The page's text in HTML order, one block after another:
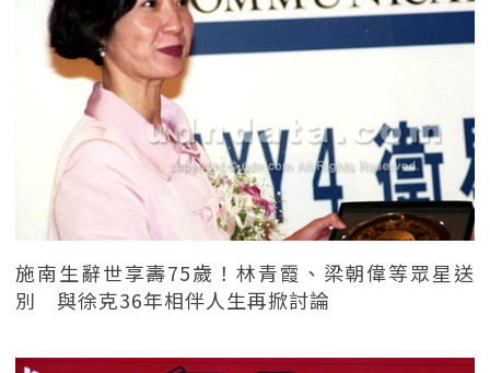
施南生辭世享壽75歲！林青霞、梁朝偉等眾星送
別 與徐克36年相伴人生再掀討論